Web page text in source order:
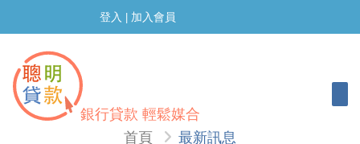
登入 加入會員
銀行貸款 輕鬆媒合
首頁 最新訊息